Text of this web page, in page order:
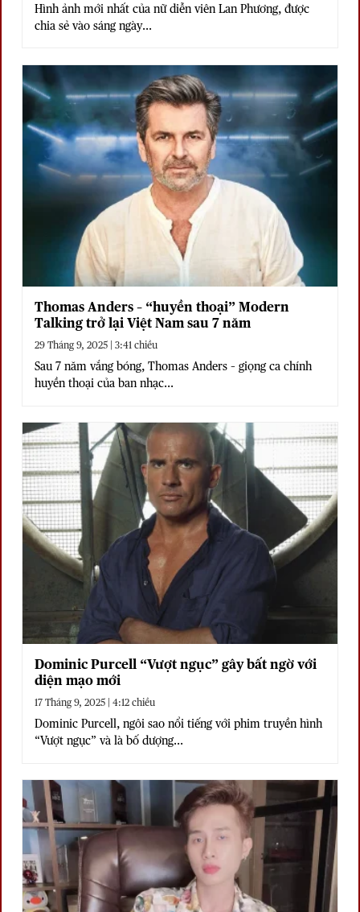
Hình ảnh mới nhất của nữ diễn viên Lan Phương, được
chia sẻ vào sáng ngày...
Thomas Anders – “huyền thoại” Modern
Talking trở lại Việt Nam sau 7 năm
29 Tháng 9, 2025 | 3:41 chiều
Sau 7 năm vắng bóng, Thomas Anders – giọng ca chính
huyền thoại của ban nhạc...
Dominic Purcell “Vượt ngục” gây bất ngờ với
diện mạo mới
17 Tháng 9, 2025 | 4:12 chiều
Dominic Purcell, ngôi sao nổi tiếng với phim truyền hình
“Vượt ngục” và là bố dượng...